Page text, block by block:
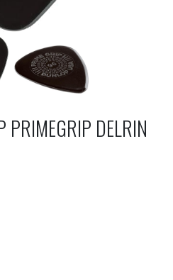
PRIMEGRIP DELRIN